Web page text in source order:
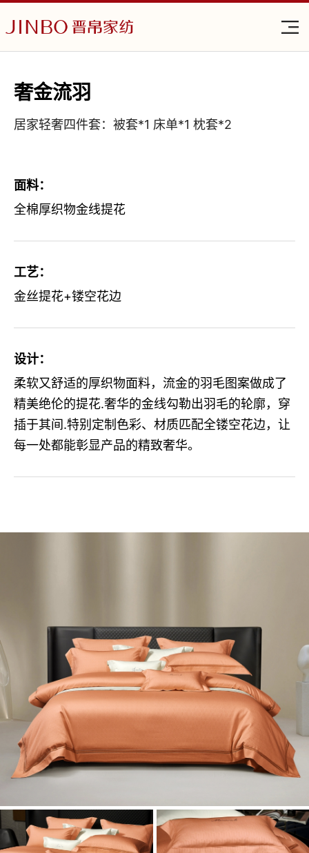
奢金流羽
居家轻奢四件套：被套*1 床单*1 枕套*2
面料：
全棉厚织物金线提花
工艺：
金丝提花+镂空花边
设计：
柔软又舒适的厚织物面料，流金的羽毛图案做成了
精美绝伦的提花.奢华的金线勾勒出羽毛的轮廓，穿
插于其间.特别定制色彩、材质匹配全镂空花边，让
每一处都能彰显产品的精致奢华。